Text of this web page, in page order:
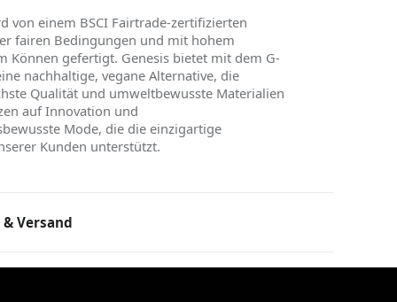
von einem BSCI Fairtrade-zertifizierten
fairen Bedingungen und mit hohem
Können gefertigt. Genesis bietet mit dem G-
nachhaltige, vegane Alternative, die
Qualität und umweltbewusste Materialien
auf Innovation und
Mode, die die einzigartige
Kunden unterstützt.
Versand